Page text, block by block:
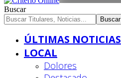
Buscar
ÚLTIMAS NOTICIAS
LOCAL
Dolores